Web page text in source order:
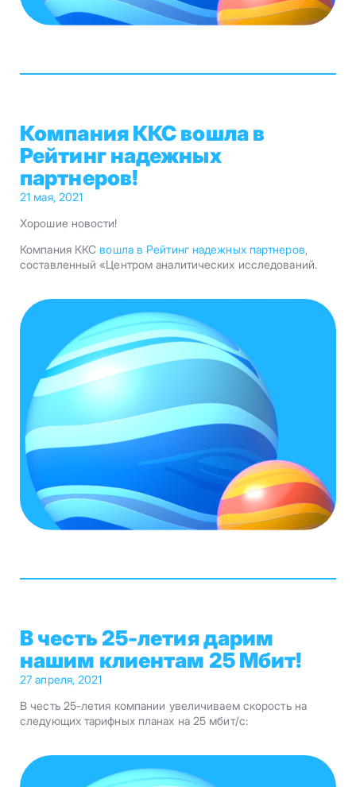
Компания ККС вошла в
Рейтинг надежных
партнеров!
21 мая, 2021
Хорошие новости!
Компания ККС вошла в Рейтинг надежных партнеров,
составленный «Центром аналитических исследований.
В честь 25-летия дарим
нашим клиентам 25 Мбит!
27 апреля, 2021
В честь 25-летия компании увеличиваем скорость на
следующих тарифных планах на 25 мбит/с: